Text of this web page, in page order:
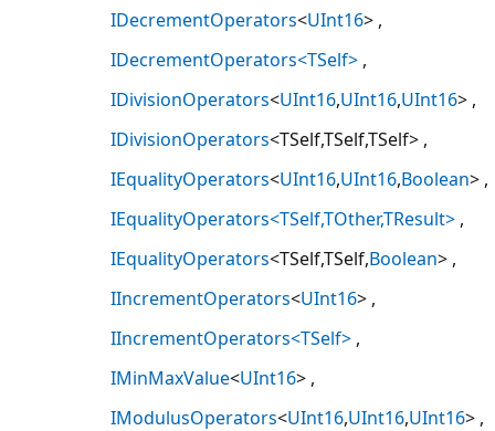
IDecrementOperators<UInt16>
IDecrementOperators<TSelf>
IDivisionOperators<UInt16,UInt16,UInt16>
IDivisionOperators<TSelf,TSelf,TSelf>
IEqualityOperators<UInt16,UInt16,Boolean>
IEqualityOperators<TSelf,TOther,TResult>
IEqualityOperators<TSelf,TSelf,Boolean>
IIncrementOperators<UInt16>
IIncrementOperators<TSelf>
IMinMaxValue<UInt16>
IModulusOperators<UInt16,UInt16,UInt16>